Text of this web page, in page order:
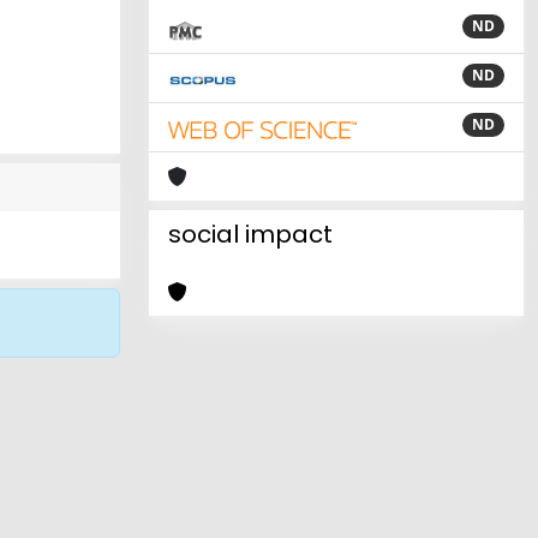
ND
ND
ND
social impact